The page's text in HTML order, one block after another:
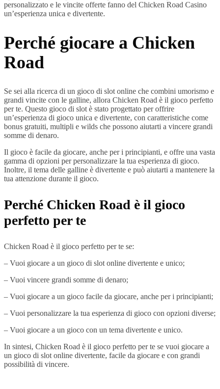
personalizzato e le vincite offerte fanno del Chicken Road Casino
un’esperienza unica e divertente.
Perché giocare a Chicken
Road
Se sei alla ricerca di un gioco di slot online che combini umorismo e
grandi vincite con le galline, allora Chicken Road è il gioco perfetto
per te. Questo gioco di slot è stato progettato per offrire
un’esperienza di gioco unica e divertente, con caratteristiche come
bonus gratuiti, multipli e wilds che possono aiutarti a vincere grandi
somme di denaro.
Il gioco è facile da giocare, anche per i principianti, e offre una vasta
gamma di opzioni per personalizzare la tua esperienza di gioco.
Inoltre, il tema delle galline è divertente e può aiutarti a mantenere la
tua attenzione durante il gioco.
Perché Chicken Road è il gioco
perfetto per te
Chicken Road è il gioco perfetto per te se:
– Vuoi giocare a un gioco di slot online divertente e unico;
– Vuoi vincere grandi somme di denaro;
– Vuoi giocare a un gioco facile da giocare, anche per i principianti;
– Vuoi personalizzare la tua esperienza di gioco con opzioni diverse;
– Vuoi giocare a un gioco con un tema divertente e unico.
In sintesi, Chicken Road è il gioco perfetto per te se vuoi giocare a
un gioco di slot online divertente, facile da giocare e con grandi
possibilità di vincere.